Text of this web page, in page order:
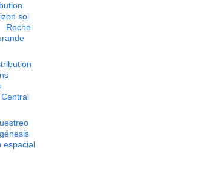
sol
Roche
espacial